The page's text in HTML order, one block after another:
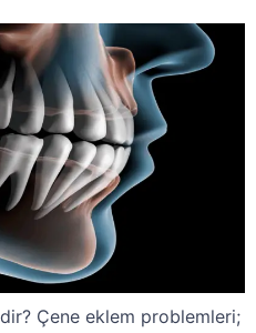
Çene eklem problemleri;